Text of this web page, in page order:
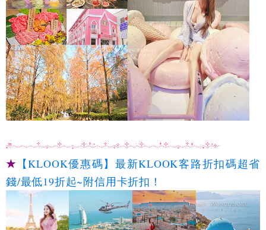
★ 【KLOOK優惠碼】最新KLOOK客路折扣碼超省
錢/最低19折起~附信用卡折扣！